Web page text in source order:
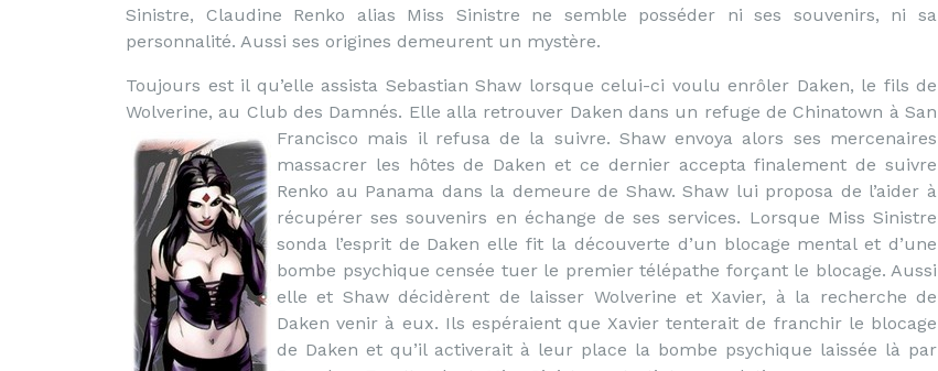
Sinistre, Claudine Renko alias Miss Sinistre ne semble posséder ni ses souvenirs, ni sa
personnalité. Aussi ses origines demeurent un mystère.
Toujours est il qu’elle assista Sebastian Shaw lorsque celui-ci voulu enrôler Daken, le fils de
Wolverine, au Club des Damnés. Elle alla retrouver Daken dans un refuge de Chinatown à San
Francisco mais il refusa de la suivre. Shaw envoya alors ses mercenaires
massacrer les hôtes de Daken et ce dernier accepta finalement de suivre
Renko au Panama dans la demeure de Shaw. Shaw lui proposa de l’aider à
récupérer ses souvenirs en échange de ses services. Lorsque Miss Sinistre
sonda l’esprit de Daken elle fit la découverte d’un blocage mental et d’une
bombe psychique censée tuer le premier télépathe forçant le blocage. Aussi
elle et Shaw décidèrent de laisser Wolverine et Xavier, à la recherche de
Daken venir à eux. Ils espéraient que Xavier tenterait de franchir le blocage
de Daken et qu’il activerait à leur place la bombe psychique laissée là par